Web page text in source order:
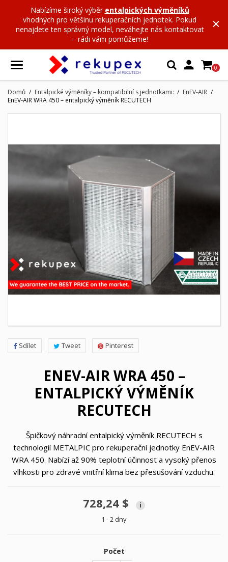
Nabízíme široký výběr entalpických výměníků
vhodných pro většinu rekuperačních jednotek. Pokud
nenajdete ten správný model, neváhejte nás kontaktovat
– rádi vám pomůžeme!
 0
Domů Entalpické výměníky – kompatibilní s jednotkami:
EnEV-AIR
EnEV-AIR WRA 450 – entalpický výměník RECUTECH
Sdílet Tweet Pinterest
ENEV-AIR WRA 450 –
ENTALPICKÝ VÝMĚNÍK
RECUTECH
Špičkový náhradní entalpický výměník RECUTECH s
technologií METALPIC pro rekuperační jednotky EnEV-AIR
WRA 450. Nabízí až 90% teplotní účinnost a vysoký přenos
vlhkosti pro zdravé vnitřní klima bez přesušování vzduchu.
728,24 $ i
1 - 2 dny
Počet